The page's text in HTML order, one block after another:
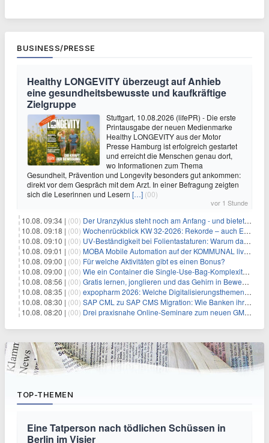
BUSINESS/PRESSE
Healthy LONGEVITY überzeugt auf Anhieb
eine gesundheitsbewusste und kaufkräftige
Zielgruppe
Stuttgart, 10.08.2026 (lifePR) - Die erste
Printausgabe der neuen Medienmarke
Healthy LONGEVITY aus der Motor
Presse Hamburg ist erfolgreich gestartet
und erreicht die Menschen genau dort,
wo Informationen zum Thema
Gesundheit, Prävention und Longevity besonders gut ankommen:
direkt vor dem Gespräch mit dem Arzt. In einer Befragung zeigten
sich die Leserinnen und Lesern […] (00)
vor 1 Stunde
10.08. 09:34 | (00) Der Uranzyklus steht noch am Anfang - und bietet Chancen
10.08. 09:18 | (00) Wochenrückblick KW 32-2026: Rekorde – auch Edelmetalle melden sich zurück!
10.08. 09:10 | (00) UV-Beständigkeit bei Folientastaturen: Warum das Material allein nicht über die Lebensdauer entscheidet
10.08. 09:01 | (00) MOBA Mobile Automation auf der KOMMUNAL live in Fulda
10.08. 09:00 | (00) Für welche Aktivitäten gibt es einen Bonus?
10.08. 09:00 | (00) Wie ein Container die Single-Use-Bag-Komplexität reduziert
10.08. 08:56 | (00) Gratis lernen, jonglieren und das Gehirn in Bewegung bringen
10.08. 08:35 | (00) expopharm 2026: Welche Digitalisierungsthemen Apotheken betreffen
10.08. 08:30 | (00) SAP CML zu SAP CMS Migration: Wie Banken ihr Sicherheitenmanagement für SAP S/4HANA modernisieren und regulatorische Anforderungen erfüllen
10.08. 08:20 | (00) Drei praxisnahe Online-Seminare zum neuen GModG Ende August und Anfang September 2026
TOP-THEMEN
Eine Tatperson nach tödlichen Schüssen in
Berlin im Visier